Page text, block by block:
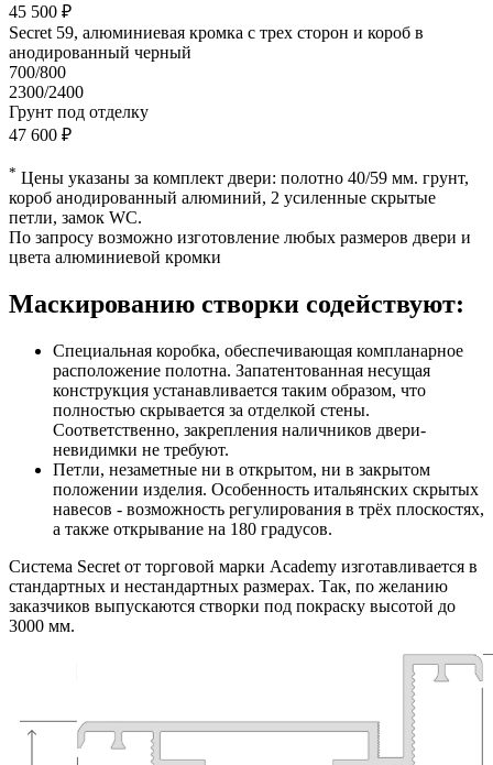
45 500 ₽
Secret 59, алюминиевая кромка с трех сторон и короб в
анодированный черный
700/800
2300/2400
Грунт под отделку
47 600 ₽
* Цены указаны за комплект двери: полотно 40/59 мм. грунт,
короб анодированный алюминий, 2 усиленные скрытые
петли, замок WC.
По запросу возможно изготовление любых размеров двери и
цвета алюминиевой кромки
Маскированию створки содействуют:
Специальная коробка, обеспечивающая компланарное
расположение полотна. Запатентованная несущая
конструкция устанавливается таким образом, что
полностью скрывается за отделкой стены.
Соответственно, закрепления наличников двери-
невидимки не требуют.
Петли, незаметные ни в открытом, ни в закрытом
положении изделия. Особенность итальянских скрытых
навесов - возможность регулирования в трёх плоскостях,
а также открывание на 180 градусов.
Система Secret от торговой марки Academy изготавливается в
стандартных и нестандартных размерах. Так, по желанию
заказчиков выпускаются створки под покраску высотой до
3000 мм.